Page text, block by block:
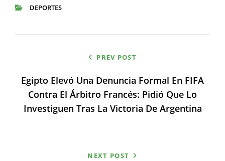
DEPORTES
entradas
PREV POST
Egipto Elevó Una Denuncia Formal En FIFA
Contra El Árbitro Francés: Pidió Que Lo
Investiguen Tras La Victoria De Argentina
NEXT POST